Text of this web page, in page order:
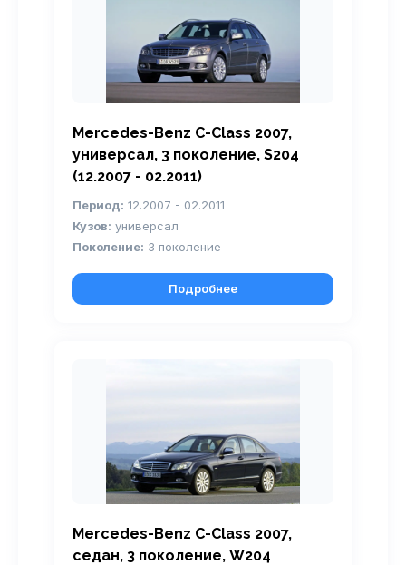
Mercedes-Benz C-Class 2007,
универсал, 3 поколение, S204
(12.2007 - 02.2011)
Период: 12.2007 - 02.2011
Кузов: универсал
Поколение: 3 поколение
Подробнее
Mercedes-Benz C-Class 2007,
седан, 3 поколение, W204